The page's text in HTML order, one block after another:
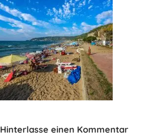
Hinterlasse einen Kommentar